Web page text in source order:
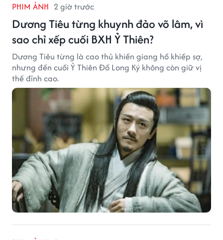
PHIM ẢNH 2 giờ trước
Dương Tiêu từng khuynh đảo võ lâm, vì
sao chỉ xếp cuối BXH Ỷ Thiên?
Dương Tiêu từng là cao thủ khiến giang hồ khiếp sợ,
nhưng đến cuối Ỷ Thiên Đồ Long Ký không còn giữ vị
thế đỉnh cao.